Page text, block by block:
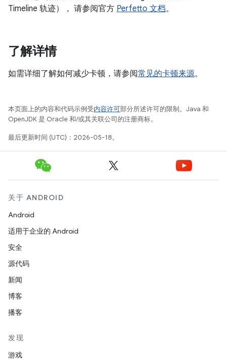
Timeline 轨迹）， 请参阅官方 Perfetto 文档。
了解详情
如需详细了解如何减少卡顿，请参阅常见的卡顿来源。
本页面上的内容和代码示例受内容许可部分所述许可的限制。Java 和
OpenJDK 是 Oracle 和/或其关联公司的注册商标。
最后更新时间 (UTC)：2026-05-18。
关于 ANDROID
Android
适用于企业的 Android
安全
源代码
新闻
博客
播客
发现
游戏